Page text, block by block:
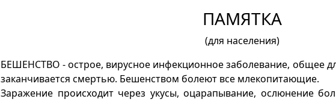
ПАМЯТКА
(для населения)
БЕШЕНСТВО - острое, вирусное инфекционное заболевание, общее
заканчивается смертью. Бешенством болеют все млекопитающие.
Заражение происходит через укусы, оцарапывание, ослюнение